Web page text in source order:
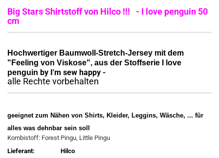
Big Stars Shirtstoff von Hilco !!! - I love penguin 50
cm
Hochwertiger Baumwoll-Stretch-Jersey mit dem
"Feeling von Viskose", aus der Stoffserie I love
penguin by I'm sew happy -
alle Rechte vorbehalten
geeignet zum Nähen von Shirts, Kleider, Leggins, Wäsche, ... für
alles was dehnbar sein soll
Kombistoff: Forest Pingu, Little Pingu
Lieferant:
Hilco